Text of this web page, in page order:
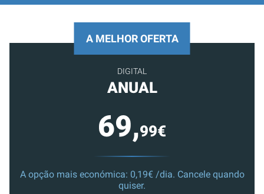
A MELHOR OFERTA
DIGITAL
ANUAL
69,99€
A opção mais económica: 0,19€ /dia. Cancele quando
quiser.